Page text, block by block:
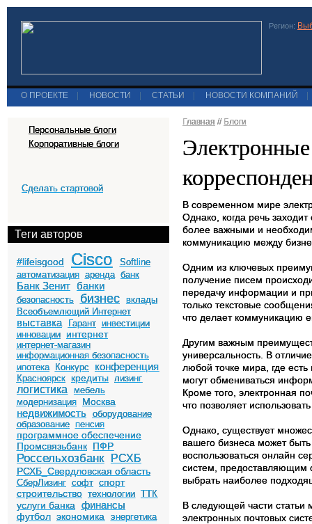
Регион:
О ПРОЕКТЕ НОВОСТИ СТАТЬИ НОВОСТИ КОМПАНИЙ
Персональные блоги
Корпоративные блоги
Сделать стартовой
Теги авторов
#lifeisgood Cisco
Softline
автоматизация аренда банк
Банк Зенит банки
безопасность бизнес
вклады
Всеобъемлющий Интернет
выставка Гарант инвестиции
инновации
интернет
интернет-магазин
информационная безопасность
ипотека
Конкурс конференция
Красноярск кредиты лизинг
логистика
мебель
модернизация
Москва
недвижимость оборудование
образование пенсия
программное обеспечение
Промсвязьбанк ПФР
Россельхозбанк РСХБ
РСХБ_Свердловская область
СберЛизинг софт спорт
строительство технологии ТТК
услуги банка финансы
футбол экономика энергетика
Главная // Блоги
В современном мире
Однако, когда речь
более важными и
коммуникацию между
Одним из ключевых
получение писем
передачу информации и
только текстовые
что делает коммуникацию
Другим важным
универсальность. В
любой точке мира, где
могут обмениваться
Кроме того, электронная
что позволяет
Однако, существует
вашего бизнеса может
воспользоваться онлайн
систем, предоставляющим
выбрать наиболее
В следующей части статьи
электронных почтовых